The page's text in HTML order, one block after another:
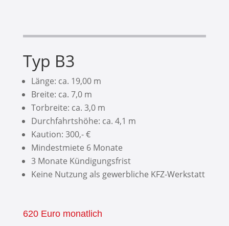
Typ B3
Länge: ca. 19,00 m
Breite: ca. 7,0 m
Torbreite: ca. 3,0 m
Durchfahrtshöhe: ca. 4,1 m
Kaution: 300,- €
Mindestmiete 6 Monate
3 Monate Kündigungsfrist
Keine Nutzung als gewerbliche KFZ-Werkstatt
620 Euro monatlich